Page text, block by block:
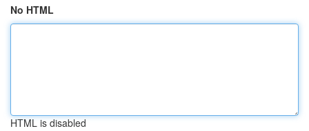
No HTML
HTML is disabled